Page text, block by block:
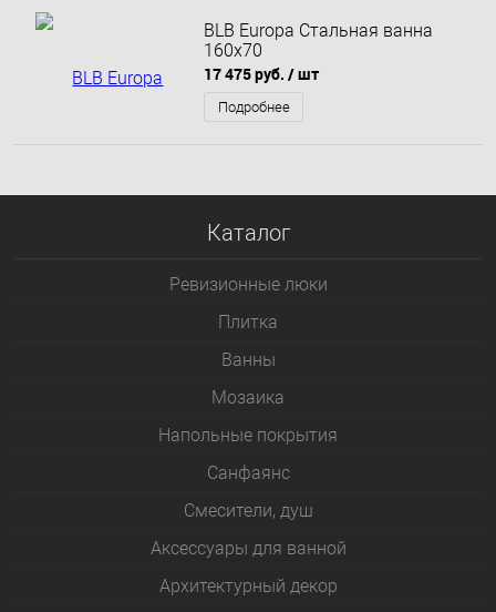
BLB Europa Cтальная ванна
160x70
17 475 руб. / шт
Подробнее
Каталог
Ревизионные люки
Плитка
Bанны
Мозаика
Напольные покрытия
Санфаянс
Смесители, душ
Аксессуары для ванной
Архитектурный декор